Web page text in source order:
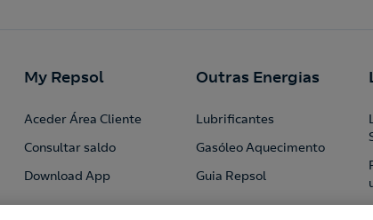
My Repsol
Aceder Área Cliente
Consultar saldo
Download App
Outras Energias
Lubrificantes
Gasóleo Aquecimento
Guia Repsol